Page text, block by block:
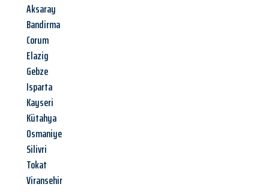
Aksaray
Bandirma
Corum
Elazig
Gebze
Isparta
Kayseri
Kütahya
Osmaniye
Silivri
Tokat
Viransehir